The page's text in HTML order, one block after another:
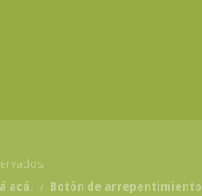
acá. / Botón de arrepentimiento